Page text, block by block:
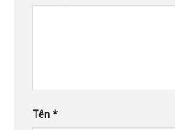
Tên *